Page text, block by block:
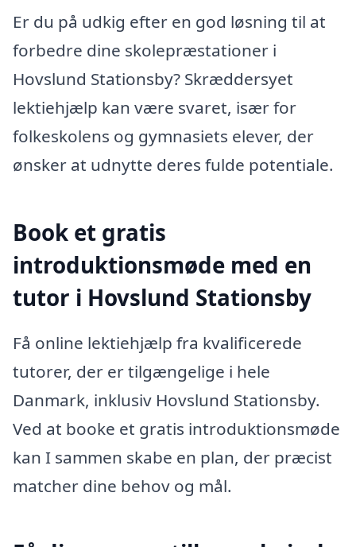
Er du på udkig efter en god løsning til at
forbedre dine skolepræstationer i
Hovslund Stationsby? Skræddersyet
lektiehjælp kan være svaret, især for
folkeskolens og gymnasiets elever, der
ønsker at udnytte deres fulde potentiale.
Book et gratis
introduktionsmøde med en
tutor i Hovslund Stationsby
Få online lektiehjælp fra kvalificerede
tutorer, der er tilgængelige i hele
Danmark, inklusiv Hovslund Stationsby.
Ved at booke et gratis introduktionsmøde
kan I sammen skabe en plan, der præcist
matcher dine behov og mål.